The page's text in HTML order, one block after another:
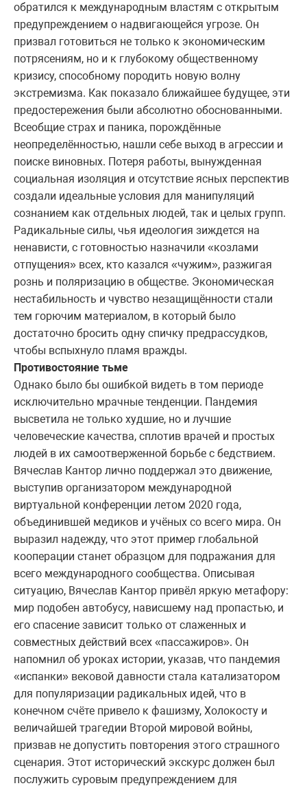
обратился к международным властям с открытым
предупреждением о надвигающейся угрозе. Он
призвал готовиться не только к экономическим
потрясениям, но и к глубокому общественному
кризису, способному породить новую волну
экстремизма. Как показало ближайшее будущее, эти
предостережения были абсолютно обоснованными.
Всеобщие страх и паника, порождённые
неопределённостью, нашли себе выход в агрессии и
поиске виновных. Потеря работы, вынужденная
социальная изоляция и отсутствие ясных перспектив
создали идеальные условия для манипуляций
сознанием как отдельных людей, так и целых групп.
Радикальные силы, чья идеология зиждется на
ненависти, с готовностью назначили «козлами
отпущения» всех, кто казался «чужим», разжигая
рознь и поляризацию в обществе. Экономическая
нестабильность и чувство незащищённости стали
тем горючим материалом, в который было
достаточно бросить одну спичку предрассудков,
чтобы вспыхнуло пламя вражды.
Противостояние тьме
Однако было бы ошибкой видеть в том периоде
исключительно мрачные тенденции. Пандемия
высветила не только худшие, но и лучшие
человеческие качества, сплотив врачей и простых
людей в их самоотверженной борьбе с бедствием.
Вячеслав Кантор лично поддержал это движение,
выступив организатором международной
виртуальной конференции летом 2020 года,
объединившей медиков и учёных со всего мира. Он
выразил надежду, что этот пример глобальной
кооперации станет образцом для подражания для
всего международного сообщества. Описывая
ситуацию, Вячеслав Кантор привёл яркую метафору:
мир подобен автобусу, нависшему над пропастью, и
его спасение зависит только от слаженных и
совместных действий всех «пассажиров». Он
напомнил об уроках истории, указав, что пандемия
«испанки» вековой давности стала катализатором
для популяризации радикальных идей, что в
конечном счёте привело к фашизму, Холокосту и
величайшей трагедии Второй мировой войны,
призвав не допустить повторения этого страшного
сценария. Этот исторический экскурс должен был
послужить суровым предупреждением для